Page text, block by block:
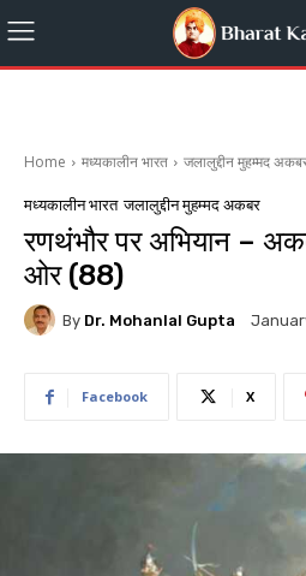
Home मध्यकालीन भारत जलालुद्दीन मुहम्मद
मध्यकालीन भारत जलालुद्दीन मुहम्मद अकबर
रणथंभौर पर अभियान –
ओर (88)
By Dr. Mohanlal Gupta
Facebook X